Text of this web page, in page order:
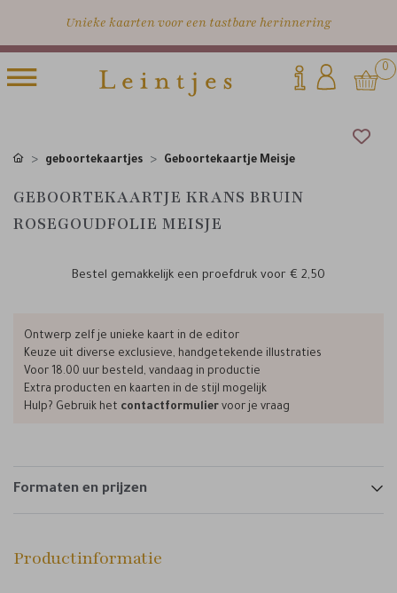
Unieke kaarten voor een tastbare herinnering
0
geboortekaartjes Geboortekaartje Meisje
GEBOORTEKAARTJE KRANS BRUIN
ROSEGOUDFOLIE MEISJE
Bestel gemakkelijk een proefdruk voor € 2,50
Ontwerp zelf je unieke kaart in de editor
Keuze uit diverse exclusieve, handgetekende illustraties
Voor 18.00 uur besteld, vandaag in productie
Extra producten en kaarten in de stijl mogelijk
Hulp? Gebruik het contactformulier voor je vraag
Formaten en prijzen
Productinformatie